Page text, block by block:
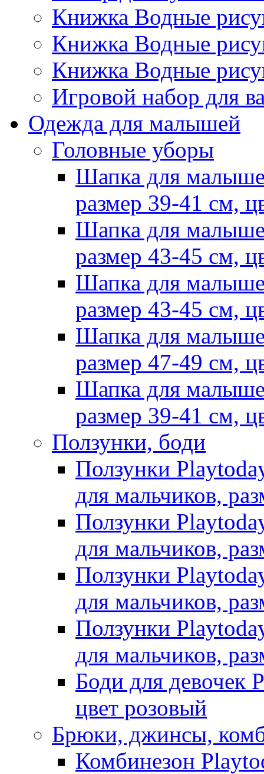
Книжка Водные
Книжка Водные
Книжка Водные
Игровой набор для
Одежда для малышей
Головные уборы
Шапка для
размер 39-41 см,
Шапка для
размер 43-45 см,
Шапка для
размер 43-45 см,
Шапка для
размер 47-49 см,
Шапка для
размер 39-41 см,
Ползунки, боди
Ползунки
для мальчиков,
Ползунки
для мальчиков,
Ползунки
для мальчиков,
Ползунки
для мальчиков,
Боди для девочек
цвет розовый
Брюки, джинсы,
Комбинезон